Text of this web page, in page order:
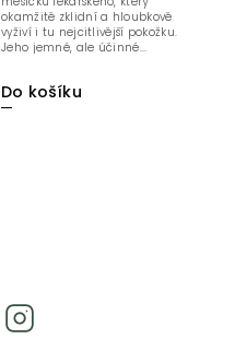
Do košíku
okamžitě zklidní a hloubkově
vyživí i tu nejcitlivější pokožku.
Jeho jemné, ale účinné...